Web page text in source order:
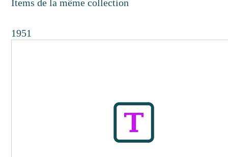
Items de la même collection
1951